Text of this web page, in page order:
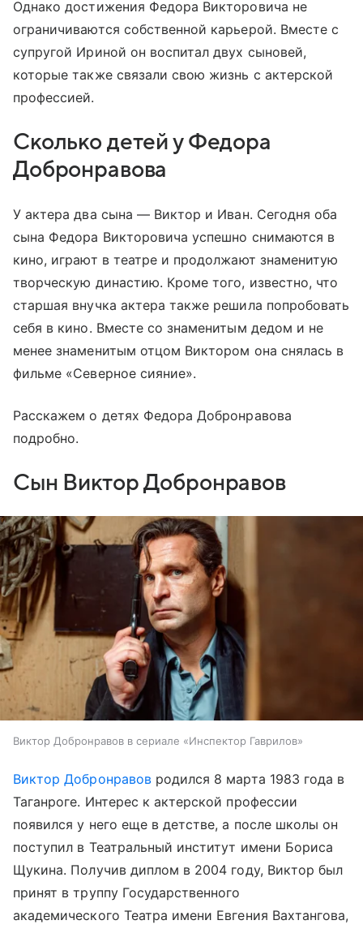
Однако достижения Федора Викторовича не
ограничиваются собственной карьерой. Вместе с
супругой Ириной он воспитал двух сыновей,
которые также связали свою жизнь с актерской
профессией.
Сколько детей у Федора
Добронравова
У актера два сына — Виктор и Иван. Сегодня оба
сына Федора Викторовича успешно снимаются в
кино, играют в театре и продолжают знаменитую
творческую династию. Кроме того, известно, что
старшая внучка актера также решила попробовать
себя в кино. Вместе со знаменитым дедом и не
менее знаменитым отцом Виктором она снялась в
фильме «Северное сияние».
Расскажем о детях Федора Добронравова
подробно.
Сын Виктор Добронравов
Виктор Добронравов в сериале «Инспектор Гаврилов»
Виктор Добронравовродился 8 марта 1983 года в
Таганроге. Интерес к актерской профессии
появился у него еще в детстве, а после школы он
поступил в Театральный институт имени Бориса
Щукина. Получив диплом в 2004 году, Виктор был
принят в труппу Государственного
академического Театра имени Евгения Вахтангова,